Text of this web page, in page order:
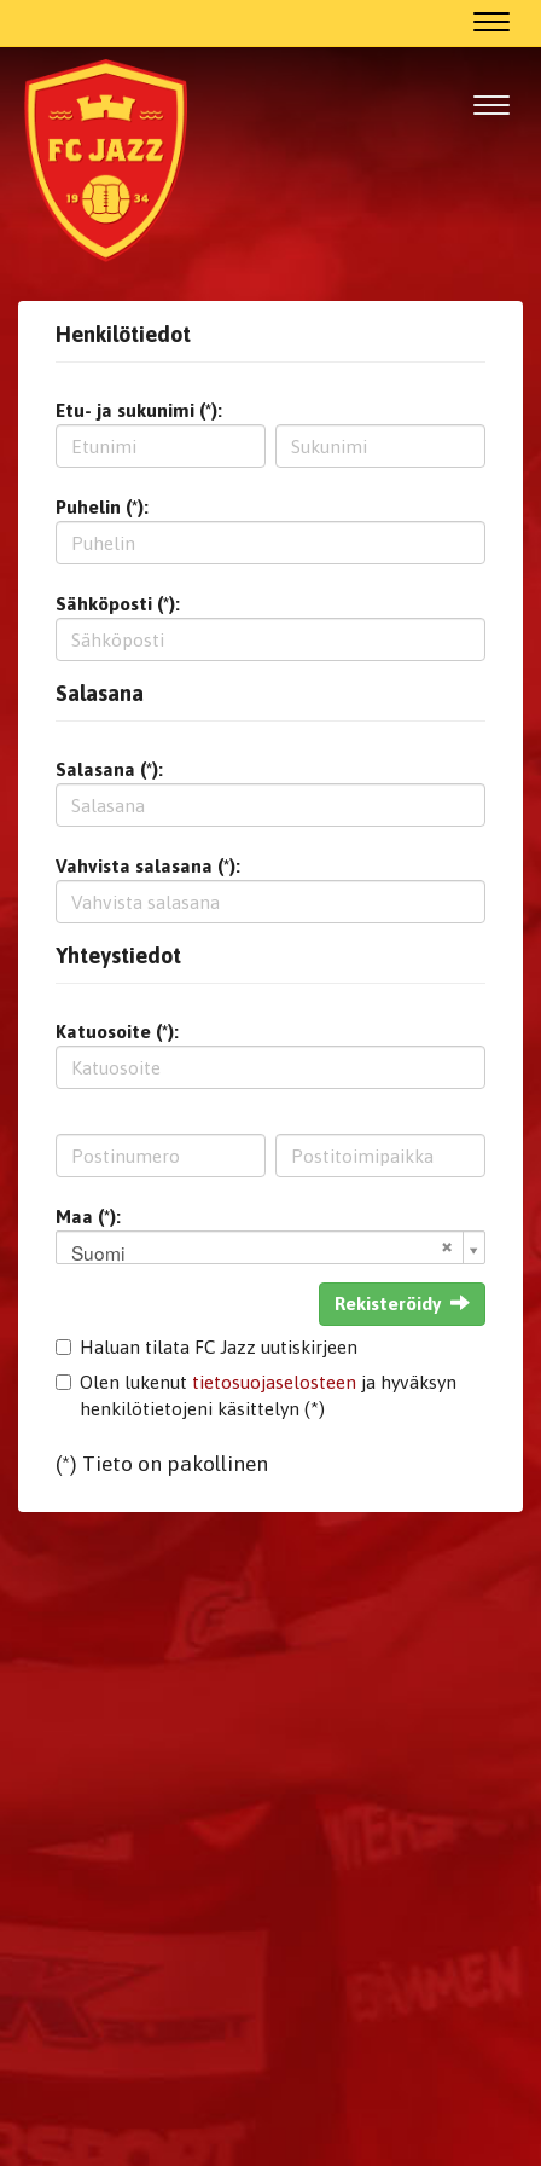
Henkilötiedot
Etu- ja sukunimi (*):
Puhelin (*):
Sähköposti (*):
Salasana
Salasana (*):
Vahvista salasana (*):
Yhteystiedot
Katuosoite (*):
Maa (*):
Suomi
Rekisteröidy
Haluan tilata FC Jazz uutiskirjeen
Olen lukenut tietosuojaselosteen ja hyväksyn
henkilötietojeni käsittelyn (*)
(*) Tieto on pakollinen